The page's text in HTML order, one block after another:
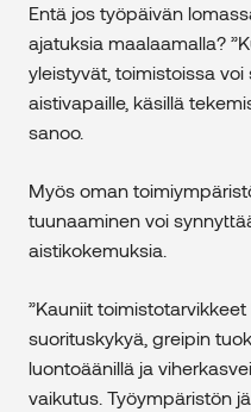
Entä jos työpäivän
ajatuksia maalaamalla?
yleistyvät, toimistoissa
aistivapaille, käsillä
sanoo.
Myös oman
tuunaaminen voi
aistikokemuksia.
”Kauniit
suorituskykyä, greipin
luontoäänillä ja
vaikutus. Työympäristön